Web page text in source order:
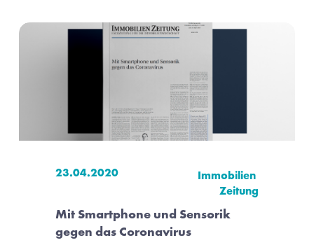
Immobilien
Zeitung
23.04.2020
Mit Smartphone und Sensorik
gegen das Coronavirus